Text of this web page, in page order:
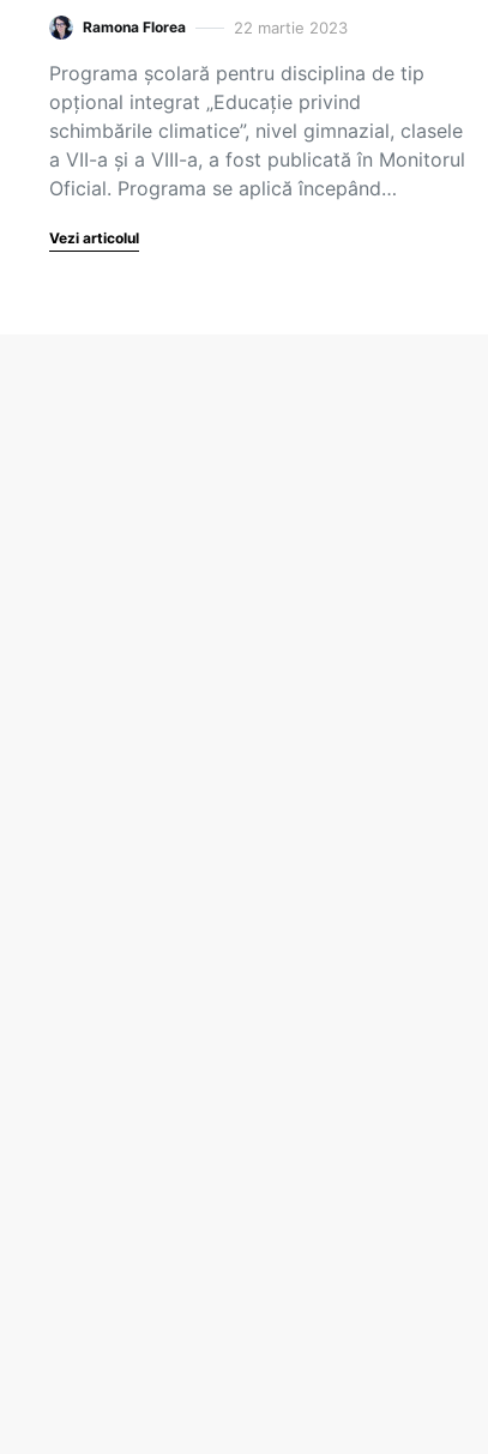
Ramona Florea 22 martie 2023
Programa școlară pentru disciplina de tip
opțional integrat „Educație privind
schimbările climatice”, nivel gimnazial, clasele
a VII-a și a VIII-a, a fost publicată în Monitorul
Oficial. Programa se aplică începând…
Vezi articolul